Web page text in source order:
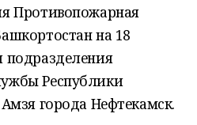
Противопожарная
на 18
подразделения
Республики
города Нефтекамск.